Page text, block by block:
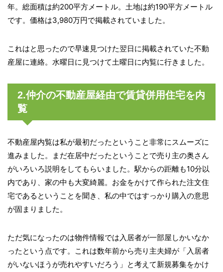
年。総面積は約200平方メートル。土地は約190平方メートル
です。価格は3,980万円で掲載されていました。
これはと思ったので早速見つけた翌日に掲載されていた不動
産屋に連絡。水曜日に見つけて土曜日に内覧に行きました。
2.仲介の不動産屋経由で賃貸併用住宅を内
覧
不動産屋内覧は私が最初だったということ非常にスムーズに
進みました。まだ在居中だったということで売り主の奥さん
がいろいろ説明をしてもらいました。駅からの距離も10分以
内であり、家の中も大変綺麗。お金をかけて作られた注文住
宅であるということを聞き、私の中ではすっかり購入の意思
が固まりました。
ただ気になったのは物件情報では入居者が一部屋しかいなか
ったという点です。これは数年前から売り主夫婦が「入居者
がいないほうが売れやすいだろう」と考えて新規募集をかけ